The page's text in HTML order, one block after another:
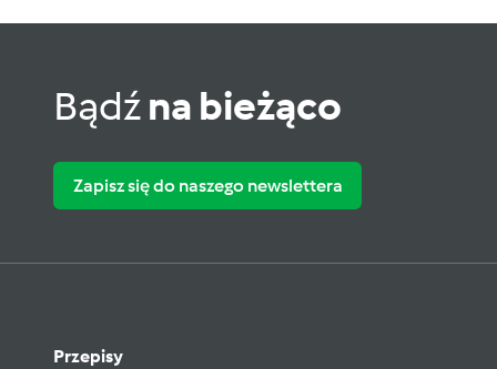
Bądźna bieżąco
Zapisz się do naszego newslettera
Przepisy